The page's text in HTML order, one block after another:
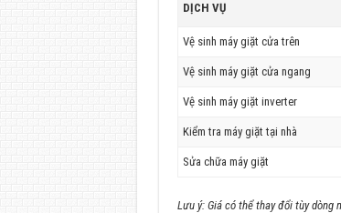
DỊCH VỤ
Vệ sinh máy giặt cửa trên
Vệ sinh máy giặt cửa ngang
Vệ sinh máy giặt inverter
Kiểm tra máy giặt tại nhà
Sửa chữa máy giặt
Lưu ý: Giá có thể thay đổi tùy dòng